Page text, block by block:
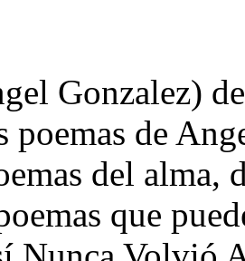
Gonzalez)
poemas de
del alma,
que